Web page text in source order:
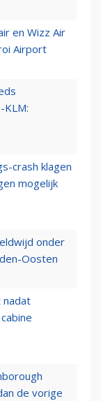
en Wizz Air
Airport
KLM:
crash klagen
mogelijk
onder
Oosten
nadat
de vorige